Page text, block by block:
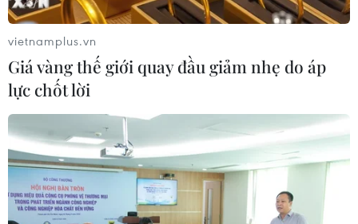
khoản giao dịch không thể bị truy vết hoặc tịch thu do
những lệnh trừng phạt.
vietnamplus.vn
Giá vàng thế giới quay đầu giảm nhẹ do áp
lực chốt lời